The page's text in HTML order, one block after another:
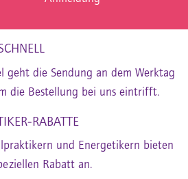
geht die Sendung an dem Werktag
die Bestellung bei uns eintrifft.
RABATTE
und Energetikern bieten
Rabatt an.